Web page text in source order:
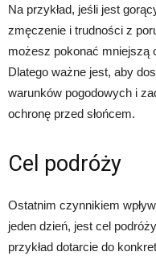
Na przykład, jeśli jest
zmęczenie i trudności z
możesz pokonać mniejszą
Dlatego ważne jest, aby
warunków pogodowych i
ochronę przed słońcem.
Cel podróży
Ostatnim czynnikiem
jeden dzień, jest cel
przykład dotarcie do